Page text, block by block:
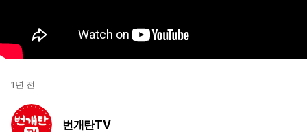
1년 전
번개탄TV